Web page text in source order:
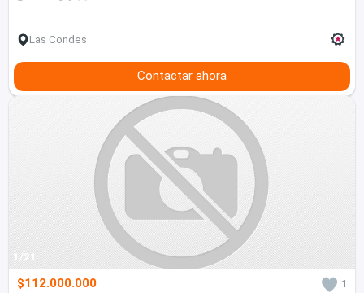
Las Condes
Contactar ahora
1/21
$112.000.000 1